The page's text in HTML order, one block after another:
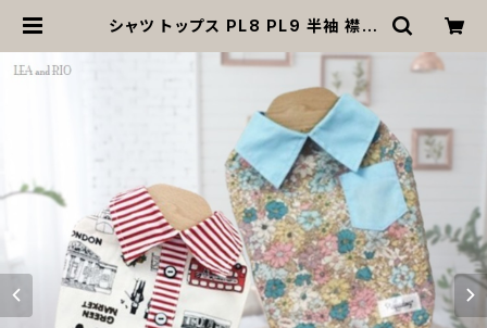
シャツ トップス PL8 PL9 半袖 襟付
猫 ペット 服 犬服 猫服 犬の服 猫の服
小型犬 超小型犬 春 夏 返品交換不可
| MOANA